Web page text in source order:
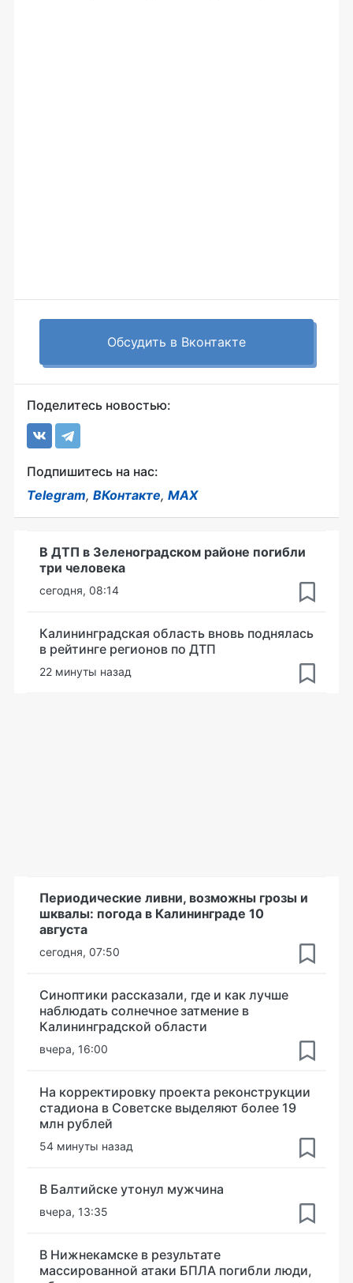
Обсудить в Вконтакте
Поделитесь новостью:
Подпишитесь на нас:
Telegram, ВКонтакте, MAX
В ДТП в Зеленоградском районе погибли
три человека
сегодня, 08:14
Калининградская область вновь поднялась
в рейтинге регионов по ДТП
22 минуты назад
Периодические ливни, возможны грозы и
шквалы: погода в Калининграде 10
августа
сегодня, 07:50
Синоптики рассказали, где и как лучше
наблюдать солнечное затмение в
Калининградской области
вчера, 16:00
На корректировку проекта реконструкции
стадиона в Советске выделяют более 19
млн рублей
54 минуты назад
В Балтийске утонул мужчина
вчера, 13:35
В Нижнекамске в результате
массированной атаки БПЛА погибли люди,